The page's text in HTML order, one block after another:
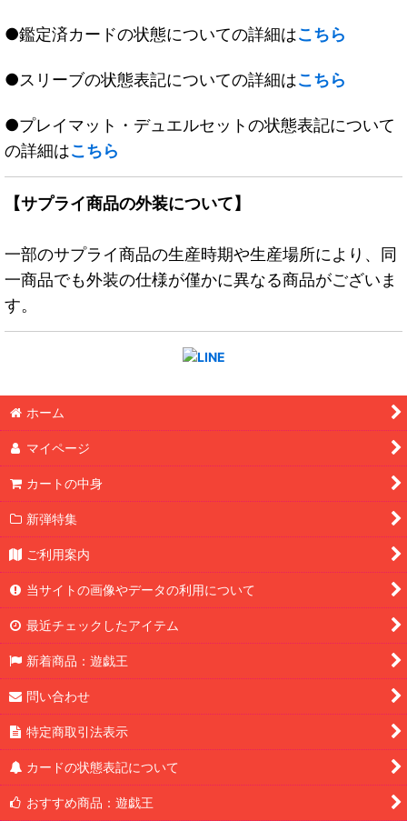
●鑑定済カードの状態についての詳細はこちら
●スリーブの状態表記についての詳細はこちら
●プレイマット・デュエルセットの状態表記について
の詳細はこちら
【サプライ商品の外装について】
一部のサプライ商品の生産時期や生産場所により、同
一商品でも外装の仕様が僅かに異なる商品がございま
す。
ホーム
マイページ
カートの中身
新弾特集
ご利用案内
当サイトの画像やデータの利用について
最近チェックしたアイテム
新着商品：遊戯王
問い合わせ
特定商取引法表示
カードの状態表記について
おすすめ商品：遊戯王